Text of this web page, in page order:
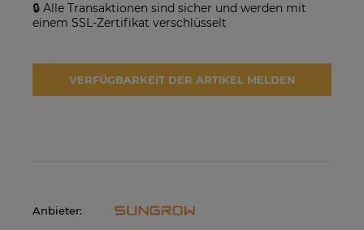
SE25K-RW00IBNM4
Netzwechselrichter
Solarmodul Longi 370 LR4-
60HIH BF
🔒 Alle Transaktionen sind sicher und werden mit
einem SSL-Zertifikat verschlüsselt
VERFÜGBARKEIT DER ARTIKEL MELDEN
Anbieter: